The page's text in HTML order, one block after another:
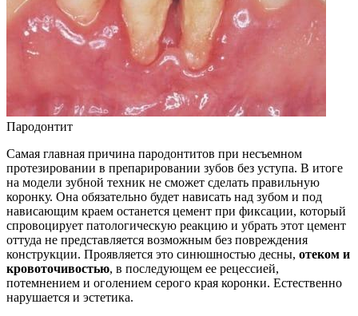
Пародонтит
Самая главная причина пародонтитов при несъемном
протезировании в препарировании зубов без уступа. В итоге
на модели зубной техник не сможет сделать правильную
коронку. Она обязательно будет нависать над зубом и под
нависающим краем останется цемент при фиксации, который
спровоцирует патологическую реакцию и убрать этот цемент
оттуда не представляется возможным без повреждения
конструкции. Проявляется это синюшностью десны, отеком и
кровоточивостью, в последующем ее рецессией,
потемнением и оголением серого края коронки. Естественно
нарушается и эстетика.